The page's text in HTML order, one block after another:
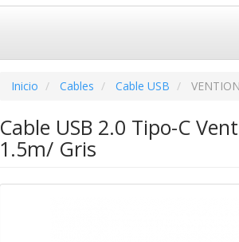
Inicio Cables Cable USB
Cable USB 2.0 Tipo-C
1.5m/ Gris